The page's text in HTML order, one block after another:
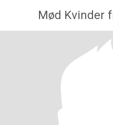
Mød Kvinder